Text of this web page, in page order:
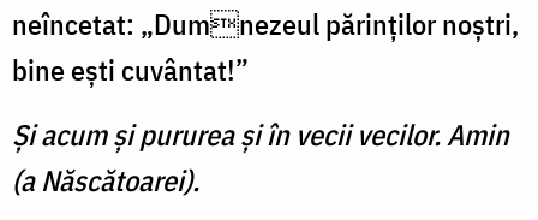
neîncetat: „Dumnezeul părinților noștri,
bine ești cuvântat!”
Şi acum şi pururea şi în vecii vecilor. Amin
(a Născătoarei).